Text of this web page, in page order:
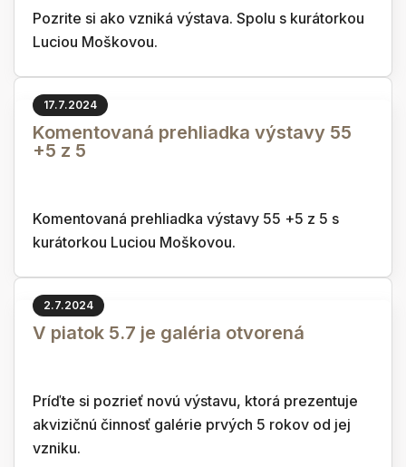
Pozrite si ako vzniká výstava. Spolu s kurátorkou
Luciou Moškovou.
17.7.2024
Komentovaná prehliadka výstavy 55
+5 z 5
Komentovaná prehliadka výstavy 55 +5 z 5 s
kurátorkou Luciou Moškovou.
2.7.2024
V piatok 5.7 je galéria otvorená
Príďte si pozrieť novú výstavu, ktorá prezentuje
akvizičnú činnosť galérie prvých 5 rokov od jej
vzniku.